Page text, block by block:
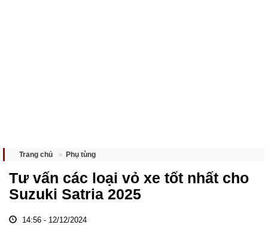
Trang chủ Phụ tùng
Tư vấn các loại vỏ xe tốt nhất cho
Suzuki Satria 2025
14:56 - 12/12/2024